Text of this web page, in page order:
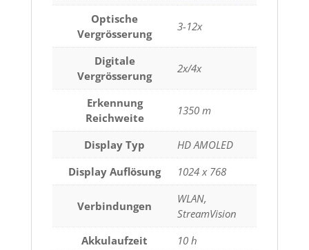
Optische
Vergrösserung
3-12x
Digitale
Vergrösserung
2x/4x
Erkennung
Reichweite
1350 m
Display Typ
HD AMOLED
Display Auflösung
1024 x 768
Verbindungen
WLAN,
StreamVision
Akkulaufzeit
10 h